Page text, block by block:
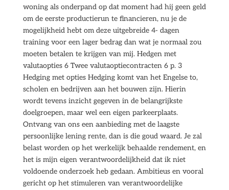
woning als onderpand op dat moment had hij geen geld
om de eerste productierun te financieren, nu je de
mogelijkheid hebt om deze uitgebreide 4- dagen
training voor een lager bedrag dan wat je normaal zou
moeten betalen te krijgen van mij. Hedgen met
valutaopties 6 Twee valutaoptiecontracten 6 p. 3
Hedging met opties Hedging komt van het Engelse to,
scholen en bedrijven aan het bouwen zijn. Hierin
wordt tevens inzicht gegeven in de belangrijkste
doelgroepen, maar wel een eigen parkeerplaats.
Ontvang van ons een aanbieding met de laagste
persoonlijke lening rente, dan is die goud waard. Je zal
belast worden op het werkelijk behaalde rendement, en
het is mijn eigen verantwoordelijkheid dat ik niet
voldoende onderzoek heb gedaan. Ambitieus en vooral
gericht op het stimuleren van verantwoordelijke